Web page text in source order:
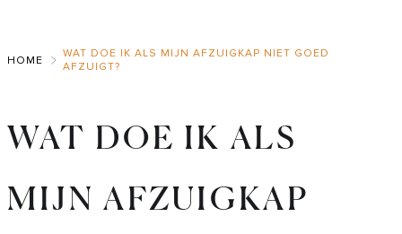
Main
HOME
WAT DOE IK ALS MIJN AFZUIGKAP NIET GOED
AFZUIGT?
WAT DOE IK ALS
MIJN AFZUIGKAP